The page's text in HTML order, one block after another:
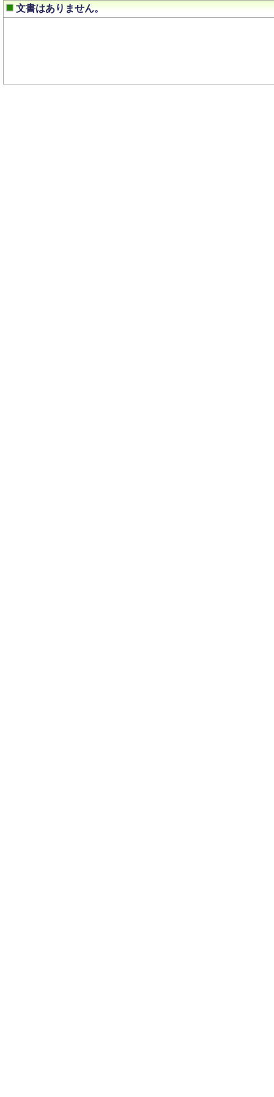
文書はありません。